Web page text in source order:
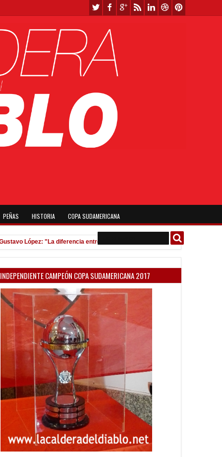
PEÑAS HISTORIA COPA SUDAMERICANA
López: "La diferencia entre Vélez e Independiente está en las Inferiores"
INDEPENDIENTE CAMPEÓN COPA SUDAMERICANA 2017